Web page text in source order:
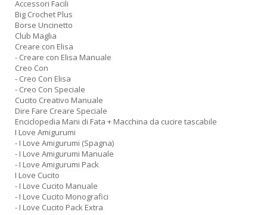
Accessori Facili
Big Crochet Plus
Borse Uncinetto
Club Maglia
Creare con Elisa
- Creare con Elisa Manuale
Creo Con
- Creo Con Elisa
- Creo Con Speciale
Cucito Creativo Manuale
Dire Fare Creare Speciale
Enciclopedia Mani di Fata + Macchina da cucire tascabile
I Love Amigurumi
- I Love Amigurumi (Spagna)
- I Love Amigurumi Manuale
- I Love Amigurumi Pack
I Love Cucito
- I Love Cucito Manuale
- I Love Cucito Monografici
- I Love Cucito Pack Extra